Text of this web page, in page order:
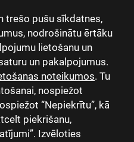
trešo pušu sīkdatnes,
nodrošinātu ērtāku
lietošanu un
un pakalpojumus.
noteikumos. Tu
nospiežot
“Nepiekrītu”, kā
piekrišanu,
Izvēloties